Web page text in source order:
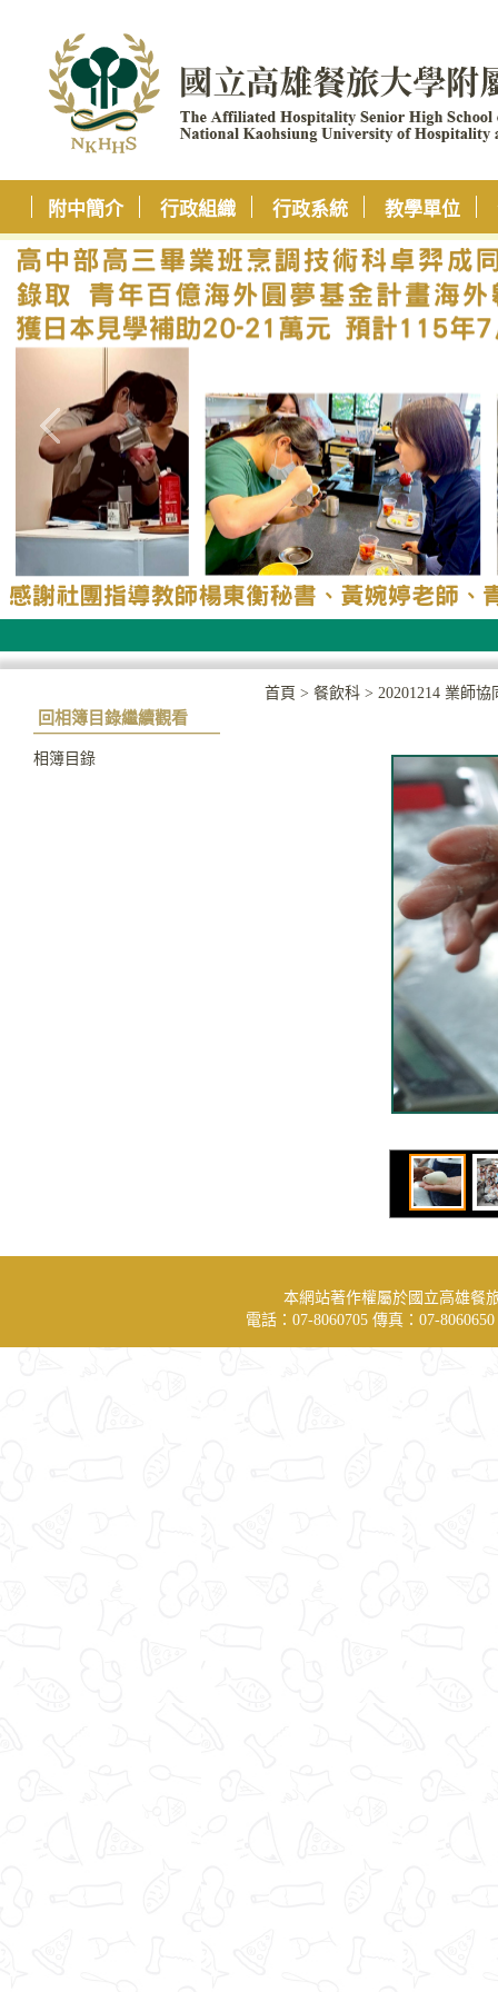
附中簡介 行政組織 行政系統 教學單位
回相簿目錄繼續觀看
相簿目錄
首頁 > 餐飲科 > 20201214 業師
本網站著作權屬於國立高雄餐
電話：07-8060705 傳真：07-